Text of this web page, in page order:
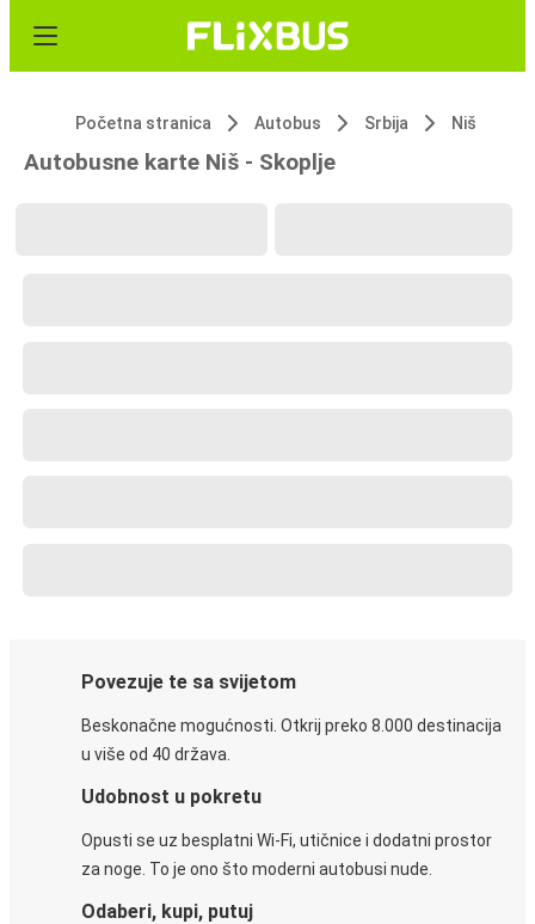
Početna stranica Autobus Srbija Niš
Autobusne karte Niš - Skoplje
Povezuje te sa svijetom
Beskonačne mogućnosti. Otkrij preko 8.000 destinacija
u više od 40 država.
Udobnost u pokretu
Opusti se uz besplatni Wi-Fi, utičnice i dodatni prostor
za noge. To je ono što moderni autobusi nude.
Odaberi, kupi, putuj